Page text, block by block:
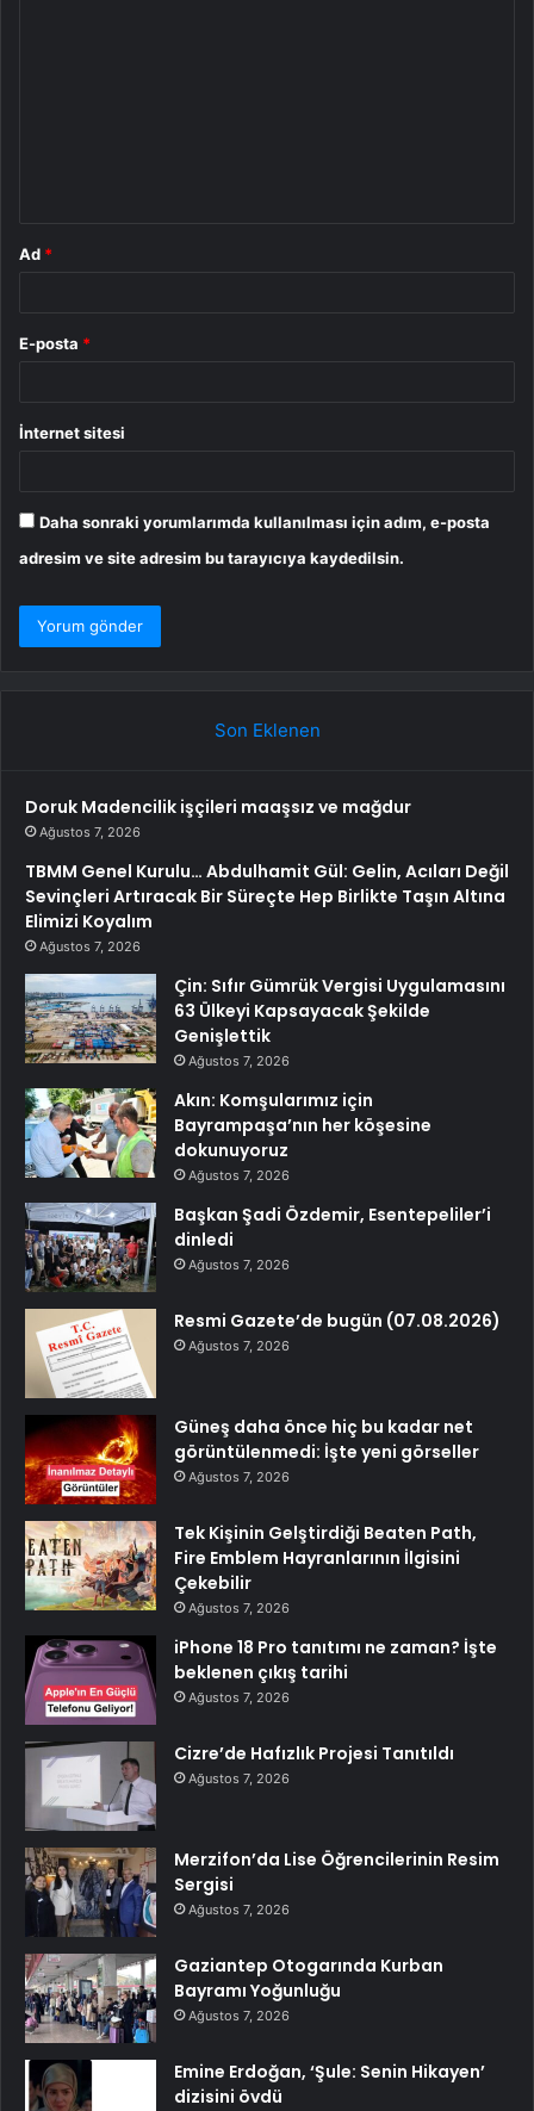
Ad *
E-posta *
İnternet sitesi
Daha sonraki yorumlarımda kullanılması için adım, e-posta
adresim ve site adresim bu tarayıcıya kaydedilsin.
Son Eklenen
Doruk Madencilik işçileri maaşsız ve mağdur
Ağustos 7, 2026
TBMM Genel Kurulu… Abdulhamit Gül: Gelin, Acıları Değil
Sevinçleri Artıracak Bir Süreçte Hep Birlikte Taşın Altına
Elimizi Koyalım
Ağustos 7, 2026
Çin: Sıfır Gümrük Vergisi Uygulamasını
63 Ülkeyi Kapsayacak Şekilde
Genişlettik
Ağustos 7, 2026
Akın: Komşularımız için
Bayrampaşa’nın her köşesine
dokunuyoruz
Ağustos 7, 2026
Başkan Şadi Özdemir, Esentepeliler’i
dinledi
Ağustos 7, 2026
Resmi Gazete’de bugün (07.08.2026)
Ağustos 7, 2026
Güneş daha önce hiç bu kadar net
görüntülenmedi: İşte yeni görseller
Ağustos 7, 2026
Tek Kişinin Gelştirdiği Beaten Path,
Fire Emblem Hayranlarının İlgisini
Çekebilir
Ağustos 7, 2026
iPhone 18 Pro tanıtımı ne zaman? İşte
beklenen çıkış tarihi
Ağustos 7, 2026
Cizre’de Hafızlık Projesi Tanıtıldı
Ağustos 7, 2026
Merzifon’da Lise Öğrencilerinin Resim
Sergisi
Ağustos 7, 2026
Gaziantep Otogarında Kurban
Bayramı Yoğunluğu
Ağustos 7, 2026
Emine Erdoğan, ‘Şule: Senin Hikayen’
dizisini övdü